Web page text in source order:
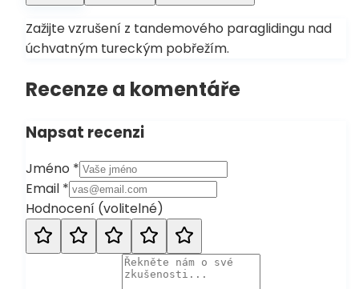
Zažijte vzrušení z tandemového paraglidingu nad
úchvatným tureckým pobřežím.
Recenze a komentáře
Napsat recenzi
Jméno *
Email *
Hodnocení (volitelné)